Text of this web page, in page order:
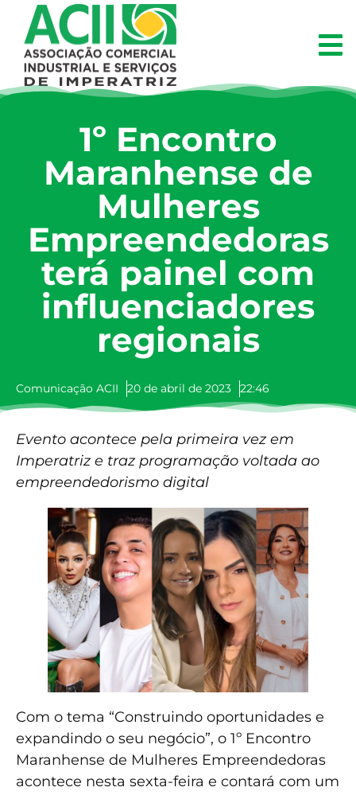
1º Encontro
Maranhense de
Mulheres
Empreendedoras
terá painel com
influenciadores
regionais
Comunicação ACII 20 de abril de 2023 22:46
Evento acontece pela primeira vez em
Imperatriz e traz programação voltada ao
empreendedorismo digital
Com o tema “Construindo oportunidades e
expandindo o seu negócio”, o 1º Encontro
Maranhense de Mulheres Empreendedoras
acontece nesta sexta-feira e contará com um